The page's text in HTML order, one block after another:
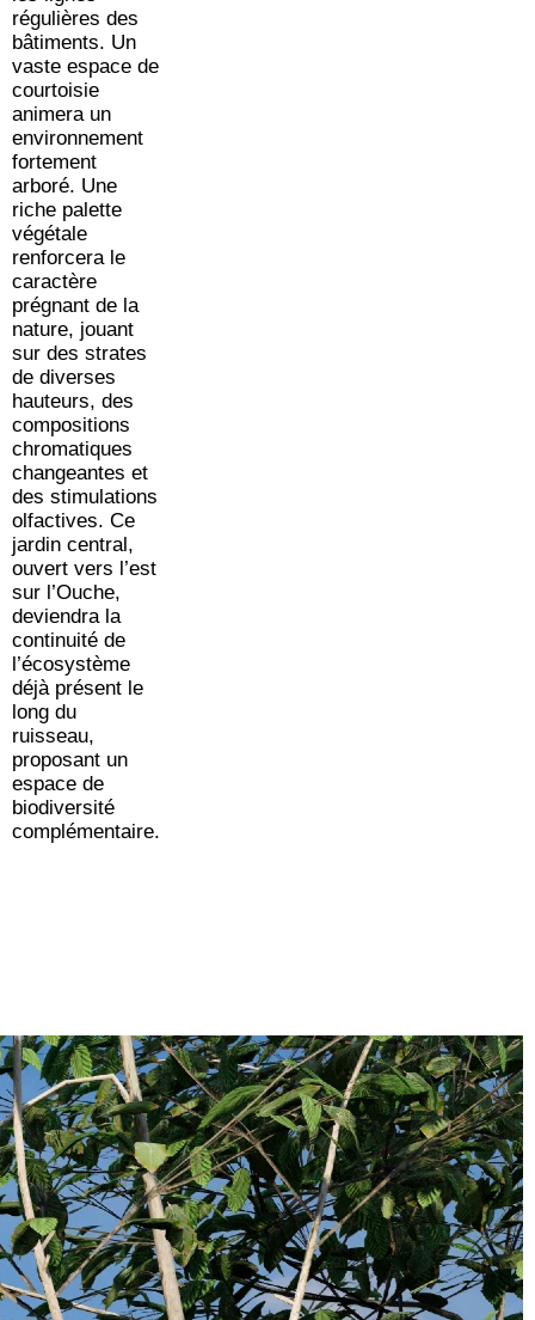
régulières des
bâtiments. Un
vaste espace de
courtoisie
animera un
environnement
fortement
arboré. Une
riche palette
végétale
renforcera le
caractère
prégnant de la
nature, jouant
sur des strates
de diverses
hauteurs, des
compositions
chromatiques
changeantes et
des stimulations
olfactives. Ce
jardin central,
ouvert vers l’est
sur l’Ouche,
deviendra la
continuité de
l’écosystème
déjà présent le
long du
ruisseau,
proposant un
espace de
biodiversité
complémentaire.